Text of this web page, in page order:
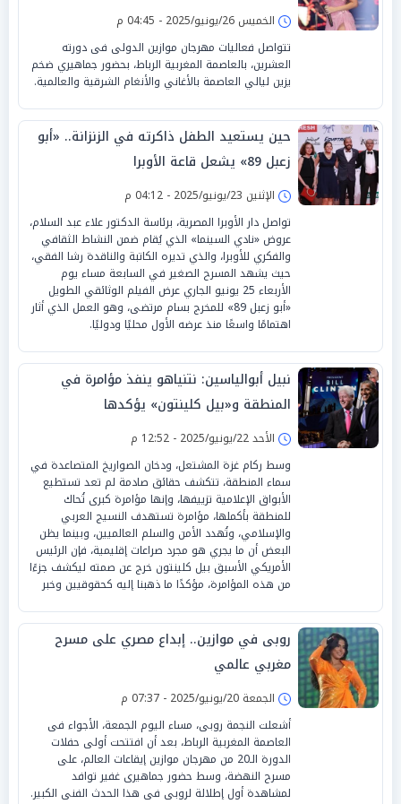
الخميس 26/يونيو/2025 - 04:45 م
تتواصل فعاليات مهرجان موازين الدولى فى دورته
العشرين، بالعاصمة المغربية الرباط، بحضور جماهيري ضخم
يزين ليالي العاصمة بالأغاني والأنغام الشرقية والعالمية.
حين يستعيد الطفل ذاكرته في الزنزانة.. «أبو
زعبل 89» يشعل قاعة الأوبرا
الإثنين 23/يونيو/2025 - 04:12 م
تواصل دار الأوبرا المصرية، برئاسة الدكتور علاء عبد السلام،
عروض «نادي السينما» الذي يُقام ضمن النشاط الثقافي
والفكري للأوبرا، والذي تديره الكاتبة والناقدة رشا الفقي،
حيث يشهد المسرح الصغير في السابعة مساء يوم
الأربعاء 25 يونيو الجاري عرض الفيلم الوثائقي الطويل
«أبو زعبل 89» للمخرج بسام مرتضى، وهو العمل الذي أثار
اهتمامًا واسعًا منذ عرضه الأول محليًا ودوليًا.
نبيل أبوالياسين: نتنياهو ينفذ مؤامرة في
المنطقة و«بيل كلينتون» يؤكدها
الأحد 22/يونيو/2025 - 12:52 م
وسط ركام غزة المشتعل، ودخان الصواريخ المتصاعدة في
سماء المنطقة، تتكشف حقائق صادمة لم تعد تستطيع
الأبواق الإعلامية تزييفها، وإنها مؤامرة كبرى تُحاك
للمنطقة بأكملها، مؤامرة تستهدف النسيج العربي
والإسلامي، وتُهدد الأمن والسلم العالميين، وبينما يظن
البعض أن ما يجري هو مجرد صراعات إقليمية، فإن الرئيس
الأمريكي الأسبق بيل كلينتون خرج عن صمته ليكشف جزءًا
من هذه المؤامرة، مؤكدًا ما ذهبنا إليه كحقوقيين وخبر
روبى في موازين.. إبداع مصري على مسرح
مغربي عالمي
الجمعة 20/يونيو/2025 - 07:37 م
أشعلت النجمة روبى، مساء اليوم الجمعة، الأجواء فى
العاصمة المغربية الرباط، بعد أن افتتحت أولى حفلات
الدورة الـ20 من مهرجان موازين إيقاعات العالم، على
مسرح النهضة، وسط حضور جماهيرى غفير توافد
لمشاهدة أول إطلالة لروبى فى هذا الحدث الفنى الكبير.